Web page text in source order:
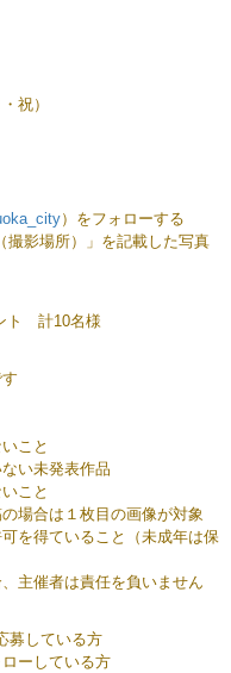
祝）
）をフォローする
撮影場所）」を記載した写真
ト 計10名様
こと
い未発表作品
こと
場合は１枚目の画像が対象
を得ていること（未成年は保
主催者は責任を負いません
募している方
ーしている方